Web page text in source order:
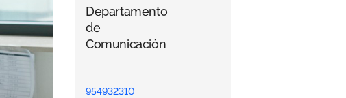
Departamento
de
Comunicación
954932310